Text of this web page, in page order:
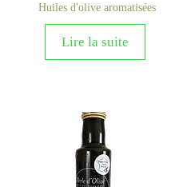
Huiles d'olive aromatisées
Lire la suite